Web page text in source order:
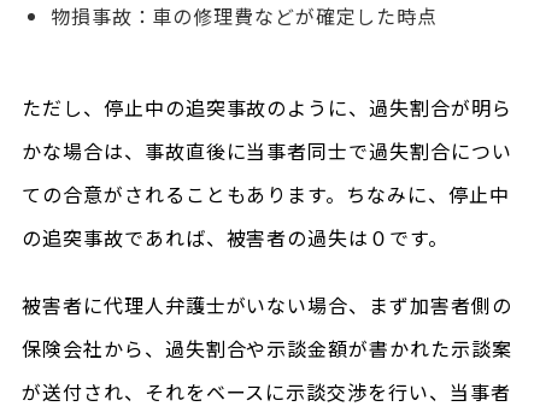
物損事故：車の修理費などが確定した時点
ただし、停止中の追突事故のように、過失割合が明ら
かな場合は、事故直後に当事者同士で過失割合につい
ての合意がされることもあります。ちなみに、停止中
の追突事故であれば、被害者の過失は０です。
被害者に代理人弁護士がいない場合、まず加害者側の
保険会社から、過失割合や示談金額が書かれた示談案
が送付され、それをベースに示談交渉を行い、当事者